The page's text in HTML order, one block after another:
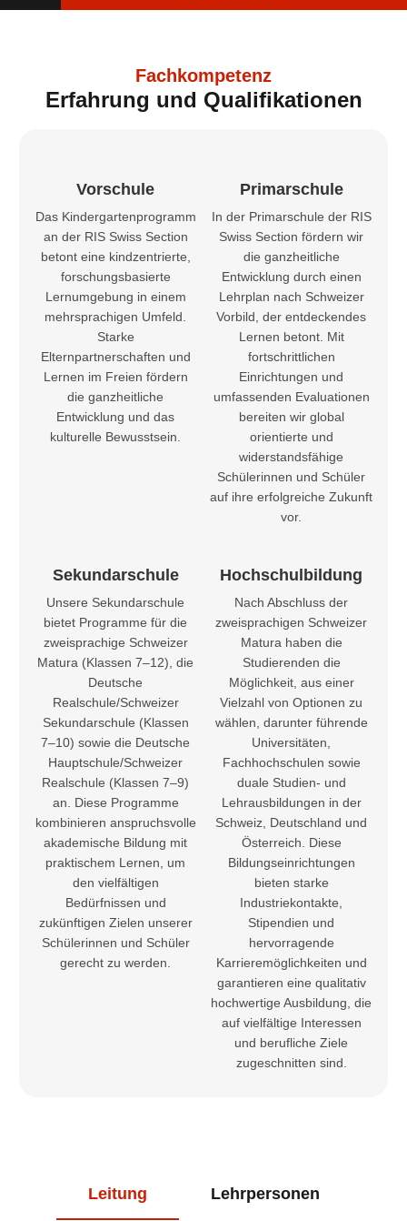
Fachkompetenz
Erfahrung und Qualifikationen
Vorschule
Das Kindergartenprogramm
an der RIS Swiss Section
betont eine kindzentrierte,
forschungsbasierte
Lernumgebung in einem
mehrsprachigen Umfeld.
Starke
Elternpartnerschaften und
Lernen im Freien fördern
die ganzheitliche
Entwicklung und das
kulturelle Bewusstsein.
Primarschule
In der Primarschule der RIS
Swiss Section fördern wir
die ganzheitliche
Entwicklung durch einen
Lehrplan nach Schweizer
Vorbild, der entdeckendes
Lernen betont. Mit
fortschrittlichen
Einrichtungen und
umfassenden Evaluationen
bereiten wir global
orientierte und
widerstandsfähige
Schülerinnen und Schüler
auf ihre erfolgreiche Zukunft
vor.
Sekundarschule
Unsere Sekundarschule
bietet Programme für die
zweisprachige Schweizer
Matura (Klassen 7–12), die
Deutsche
Realschule/Schweizer
Sekundarschule (Klassen
7–10) sowie die Deutsche
Hauptschule/Schweizer
Realschule (Klassen 7–9)
an. Diese Programme
kombinieren anspruchsvolle
akademische Bildung mit
praktischem Lernen, um
den vielfältigen
Bedürfnissen und
zukünftigen Zielen unserer
Schülerinnen und Schüler
gerecht zu werden.
Hochschulbildung
Nach Abschluss der
zweisprachigen Schweizer
Matura haben die
Studierenden die
Möglichkeit, aus einer
Vielzahl von Optionen zu
wählen, darunter führende
Universitäten,
Fachhochschulen sowie
duale Studien- und
Lehrausbildungen in der
Schweiz, Deutschland und
Österreich. Diese
Bildungseinrichtungen
bieten starke
Industriekontakte,
Stipendien und
hervorragende
Karrieremöglichkeiten und
garantieren eine qualitativ
hochwertige Ausbildung, die
auf vielfältige Interessen
und berufliche Ziele
zugeschnitten sind.
Leitung Lehrpersonen